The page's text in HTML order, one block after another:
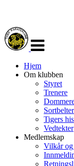
navigasjon
Hjem
Om klubben
Styret
Trenere
Tigers
Vedtekter
Medlemskap
Vilkår og